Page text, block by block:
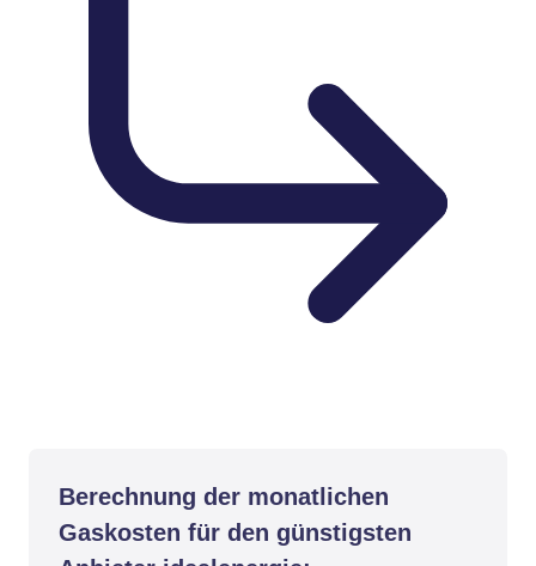
Berechnung der monatlichen
Gaskosten für den günstigsten